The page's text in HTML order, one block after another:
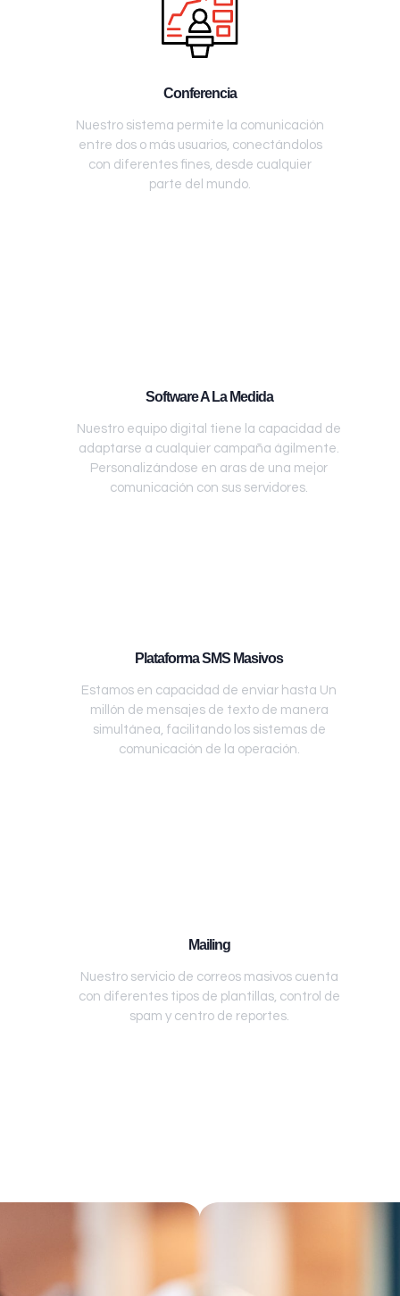
Conferencia
Nuestro sistema permite la comunicación
entre dos o más usuarios, conectándolos
con diferentes fines, desde cualquier
parte del mundo.
Software A La Medida
Nuestro equipo digital tiene la capacidad de
adaptarse a cualquier campaña ágilmente.
Personalizándose en aras de una mejor
comunicación con sus servidores.
Plataforma SMS Masivos
Estamos en capacidad de enviar hasta Un
millón de mensajes de texto de manera
simultánea, facilitando los sistemas de
comunicación de la operación.
Mailing
Nuestro servicio de correos masivos cuenta
con diferentes tipos de plantillas, control de
spam y centro de reportes.